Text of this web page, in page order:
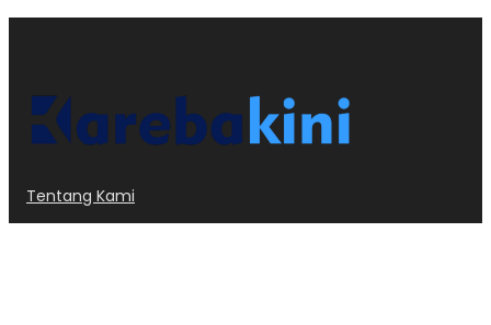
Tentang Kami
Kode Etik